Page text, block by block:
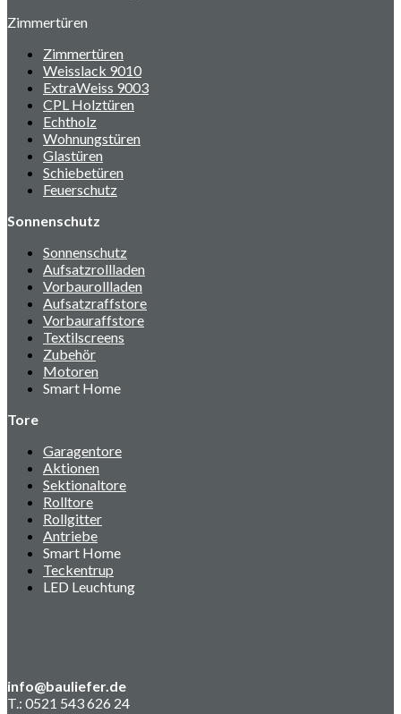
Zimmertüren
Zimmertüren
Weisslack 9010
ExtraWeiss 9003
CPL Holztüren
Echtholz
Wohnungstüren
Glastüren
Schiebetüren
Feuerschutz
Sonnenschutz
Sonnenschutz
Aufsatzrollladen
Vorbaurollladen
Aufsatzraffstore
Vorbauraffstore
Textilscreens
Zubehör
Motoren
Smart Home
Tore
Garagentore
Aktionen
Sektionaltore
Rolltore
Rollgitter
Antriebe
Smart Home
Teckentrup
LED Leuchtung
info@bauliefer.de
T.: 0521 543 626 24